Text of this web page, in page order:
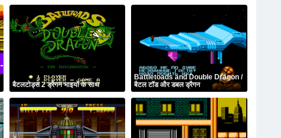
बैटलटोड्स 2 ड्रैगन भाइयों के साथ
Battletoads and Double Dragon /
बैटल टॉड और डबल ड्रैगन